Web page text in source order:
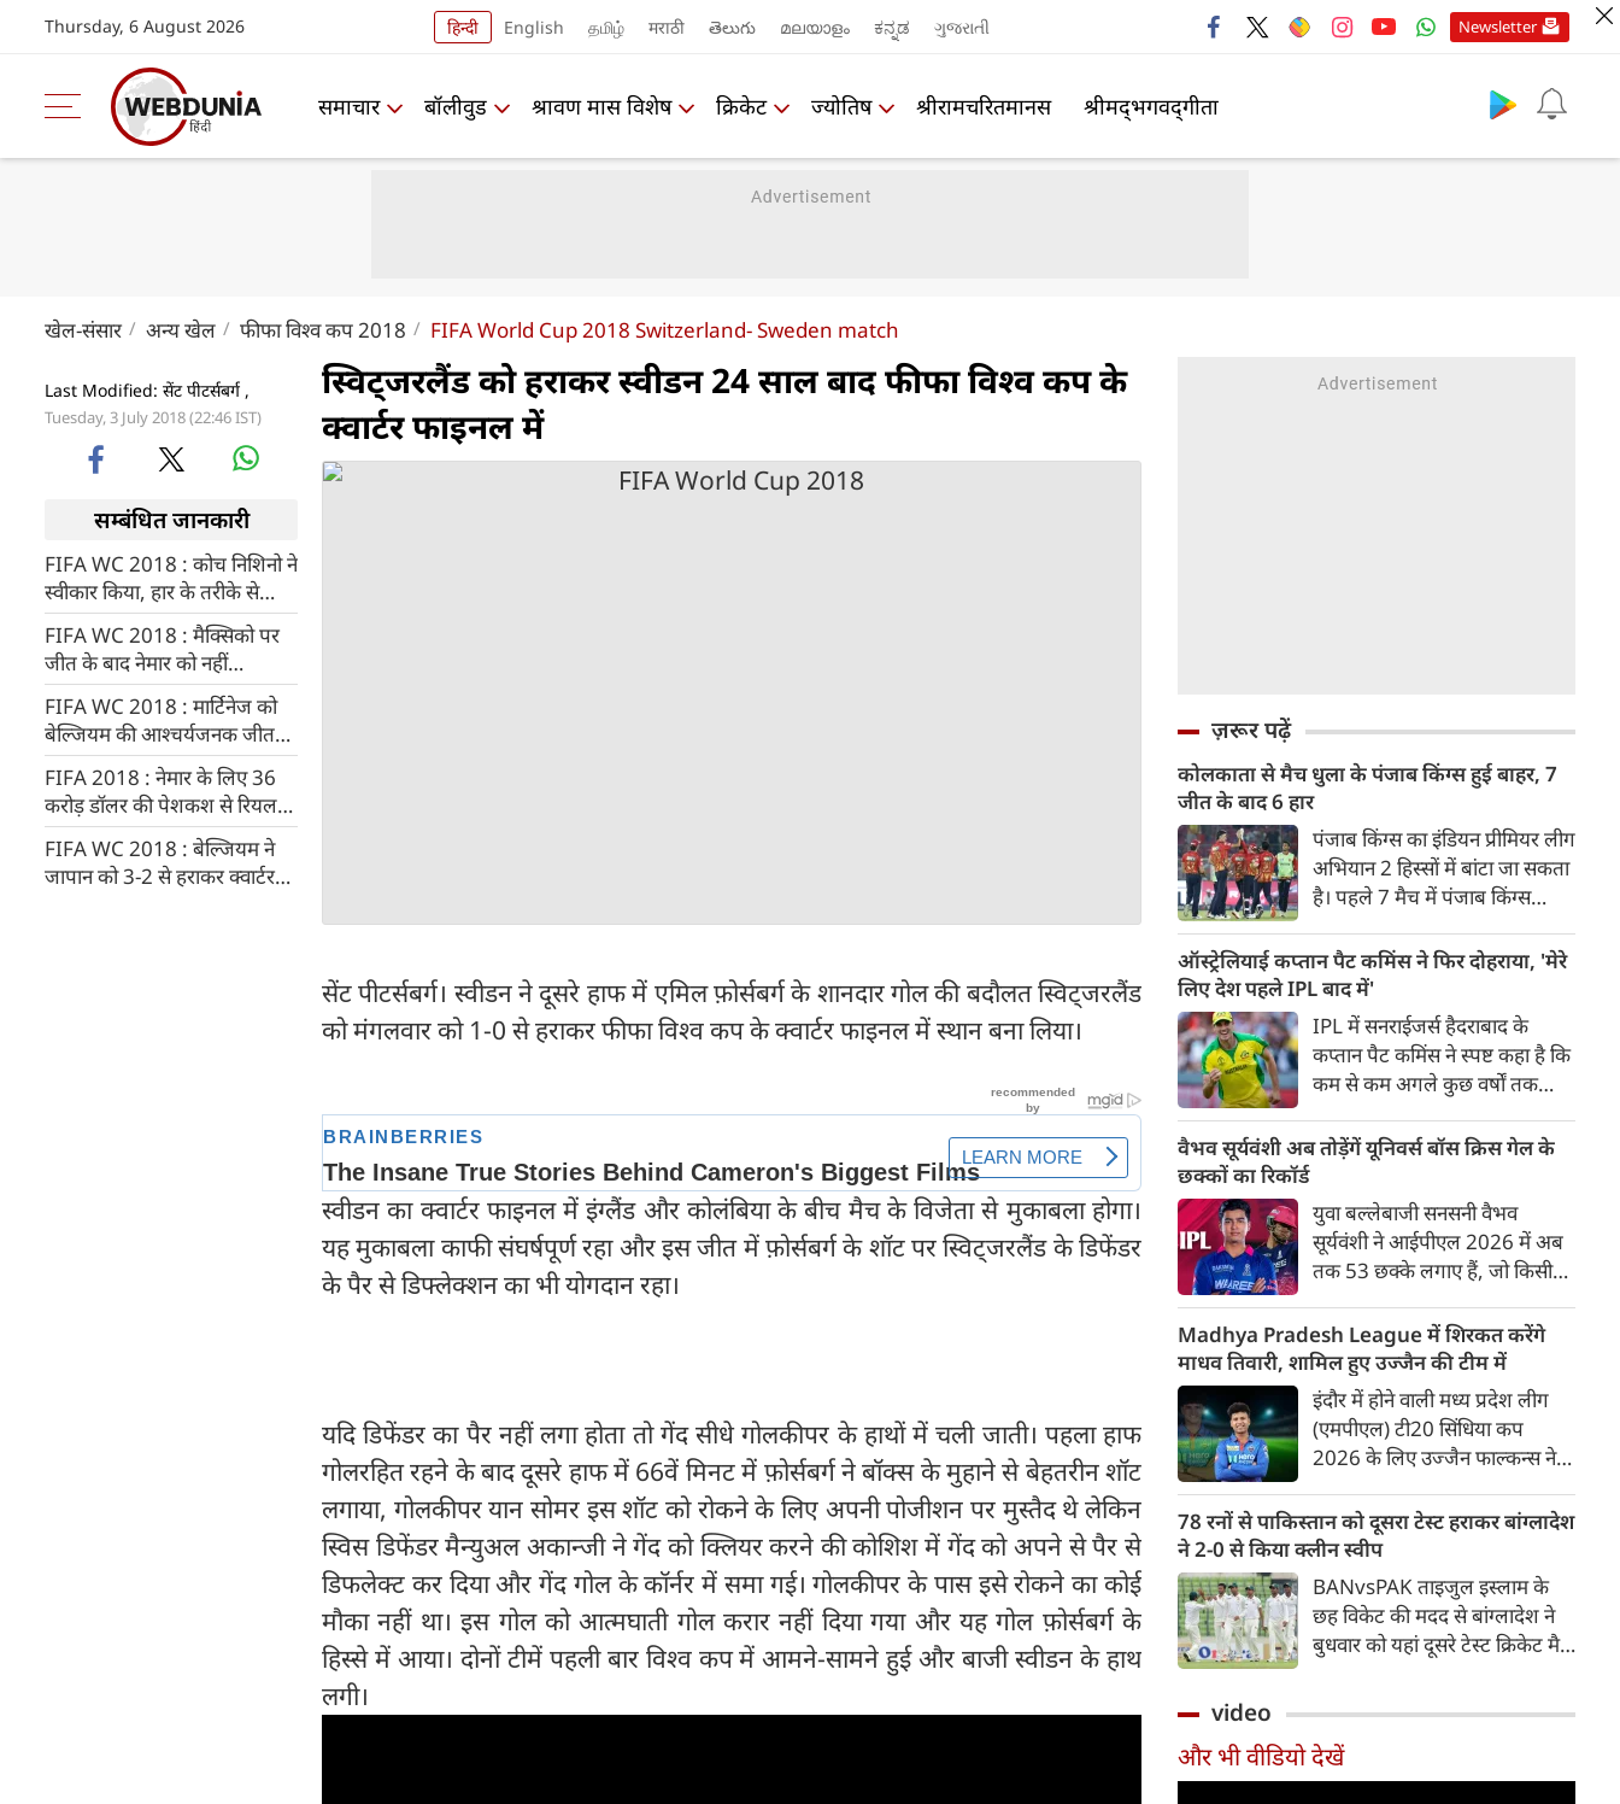
Thursday, 6 August 2026 हिन्दी English தமிழ் मराठी తెలుగు മലയാളം ಕನ್ನಡ ગુજરાતી Newsletter
समाचार बॉलीवुड श्रावण मास विशेष क्रिकेट ज्योतिष श्रीरामचरितमानस श्रीमद्‍भगवद्‍गीता
खेल-संसार अन्य खेल फीफा विश्व कप 2018 FIFA World Cup 2018 Switzerland- Sweden match
Last Modified: सेंट पीटर्सबर्ग ,
Tuesday, 3 July 2018 (22:46 IST)
सम्बंधित जानकारी
FIFA WC 2018 : कोच निशिनो ने
स्वीकार किया, हार के तरीके से
जापान स्तब्ध
FIFA WC 2018 : मैक्सिको पर
जीत के बाद नेमार को नहीं
आलोचनाओं की परवाह
FIFA WC 2018 : मार्टिनेज को
बेल्जियम की आश्चर्यजनक जीत
पर गर्व
FIFA 2018 : नेमार के लिए 36
करोड़ डॉलर की पेशकश से रियल
मैड्रिड का इनकार
FIFA WC 2018 : बेल्जियम ने
जापान को 3-2 से हराकर क्वार्टर
स्विट्‍जरलैंड को हराकर स्वीडन 24 साल बाद फीफा विश्व कप के
क्वार्टर फाइनल में
सेंट पीटर्सबर्ग। स्वीडन ने दूसरे हाफ में एमिल फ़ोर्सबर्ग के शानदार गोल की बदौलत स्विट्‍जरलैंड
को मंगलवार को 1-0 से हराकर फीफा विश्व कप के क्वार्टर फाइनल में स्थान बना लिया।
स्वीडन का क्वार्टर फाइनल में इंग्लैंड और कोलंबिया के बीच मैच के विजेता से मुकाबला होगा।
यह मुकाबला काफी संघर्षपूर्ण रहा और इस जीत में फ़ोर्सबर्ग के शॉट पर स्विट्जरलैंड के डिफेंडर
के पैर से डिफ्लेक्शन का भी योगदान रहा।
यदि डिफेंडर का पैर नहीं लगा होता तो गेंद सीधे गोलकीपर के हाथों में चली जाती। पहला हाफ
गोलरहित रहने के बाद दूसरे हाफ में 66वें मिनट में फ़ोर्सबर्ग ने बॉक्स के मुहाने से बेहतरीन शॉट
लगाया, गोलकीपर यान सोमर इस शॉट को रोकने के लिए अपनी पोजीशन पर मुस्तैद थे लेकिन
स्विस डिफेंडर मैन्युअल अकान्जी ने गेंद को क्लियर करने की कोशिश में गेंद को अपने से पैर से
डिफलेक्ट कर दिया और गेंद गोल के कॉर्नर में समा गई। गोलकीपर के पास इसे रोकने का कोई
मौका नहीं था। इस गोल को आत्मघाती गोल करार नहीं दिया गया और यह गोल फ़ोर्सबर्ग के
हिस्से में आया। दोनों टीमें पहली बार विश्व कप में आमने-सामने हुई और बाजी स्वीडन के हाथ
लगी।
ज़रूर पढ़ें
कोलकाता से मैच धुला के पंजाब किंग्स हुई बाहर, 7
जीत के बाद 6 हार
पंजाब किंग्स का इंडियन प्रीमियर लीग
अभियान 2 हिस्सों में बांटा जा सकता
है। पहले 7 मैच में पंजाब किंग्स
उसे हार का सामना करना पड़ा इसके
बाद अंतिम मैच वह जरूर जीती
लेकिन तब तक उसकी किस्मत
लखनऊ के हाथ लिखी गई थी।
ऑस्ट्रेलियाई कप्तान पैट कमिंस ने फिर दोहराया, 'मेरे
लिए देश पहले IPL बाद में'
IPL में सनराईजर्स हैदराबाद के
कप्तान पैट कमिंस ने स्पष्ट कहा है कि
कम से कम अगले कुछ वर्षों तक
प्राथमिकता होगी। यह बयान उस चर्चा
के बीच आया है, जिसमें कहा जा रहा
है कि ऑस्ट्रेलिया के कुछ बड़े खिलाड़ी
IPL से आगे बढ़कर अन्य फ्रेंचाइजी
क्रिकेट खेलने के लिए राष्ट्रीय टीम से
दूरी बना सकते हैं।
वैभव सूर्यवंशी अब तोड़ेंगें यूनिवर्स बॉस क्रिस गेल के
छक्कों का रिकॉर्ड
युवा बल्लेबाजी सनसनी वैभव
सूर्यवंशी ने आईपीएल 2026 में अब
तक 53 छक्के लगाए हैं, जो किसी
टूर्नामेंट में दूसरे सबसे ज़्यादा हैं। सबसे
ज़्यादा 59 छक्के क्रिस गेल ने
आईपीएल 2012 में लगाए थे।
सूर्यवंशी की नज़रें अब गेल के रिकॉर्ड
पर होंगी।
Madhya Pradesh League में शिरकत करेंगे
माधव तिवारी, शामिल हुए उज्जैन की टीम में
इंदौर में होने वाली मध्य प्रदेश लीग
(एमपीएल) टी20 सिंधिया कप
2026 के लिए उज्जैन फाल्कन्स ने
जिसमें युवा ऑलराउंडर माधव तिवारी
सबसे बड़े आकर्षण के रूप में
उभरकर सामने आए हैं। इंडियन
प्रीमियर लीग में दिल्ली कैपिटल्स का
हिस्सा रहे माधव तिवारी इस समय
मध्य प्रदेश के सबसे चर्चित युवा
78 रनों से पाकिस्तान को दूसरा टेस्ट हराकर बांग्लादेश
ने 2-0 से किया क्लीन स्वीप
BANvsPAK ताइजुल इस्लाम के
छह विकेट की मदद से बांग्लादेश ने
बुधवार को यहां दूसरे टेस्ट क्रिकेट मैच
का पीछा करते हुए 358 रन पर
आउट हो गई। बांग्लादेश ने पहला
video
और भी वीडियो देखें